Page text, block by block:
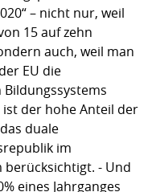
– nicht nur, weil
15 auf zehn
auch, weil man
EU die
der hohe Anteil der
duale
im
- Und
eines Jahrganges